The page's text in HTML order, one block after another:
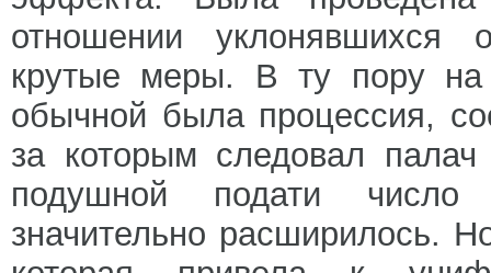
отношении уклонявшихся
крутые меры. В ту пору на
обычной была процессия,
за которым следовал
подушной подати число
значительно расширилось.